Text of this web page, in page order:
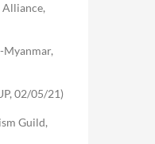
Alliance,
Myanmar,
02/05/21)
Guild,